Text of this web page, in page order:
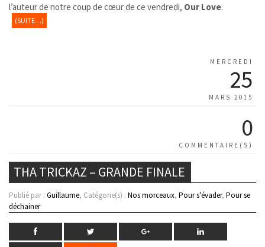
l’auteur de notre coup de cœur de ce vendredi, Our Love.
(SUITE…)
MERCREDI
25
MARS 2015
0
COMMENTAIRE(S)
THA TRICKAZ – GRANDE FINALE
Publié par : Guillaume, Catégorie(s) : Nos morceaux, Pour s'évader, Pour se
déchainer